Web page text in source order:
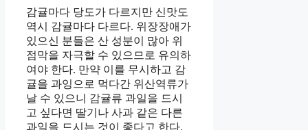
감귤마다 당도가 다르지만 신맛도
역시 감귤마다 다르다. 위장장애가
있으신 분들은 산 성분이 많아 위
점막을 자극할 수 있으므로 유의하
여야 한다. 만약 이를 무시하고 감
귤을 과잉으로 먹다간 위산역류가
날 수 있으니 감귤류 과일을 드시
고 싶다면 딸기나 사과 같은 다른
과일을 드시는 것이 좋다고 한다.